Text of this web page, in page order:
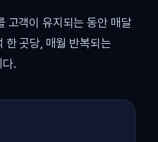
고객이 유지되는 동안 매달
곳당, 매월 반복되는
.